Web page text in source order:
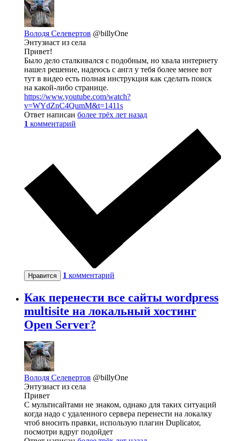
Володя Селевертов @billyOne
Энтузиаст из села
Привет!
Было дело сталкивался с подобным, но хвала интернету
нашел решение, надеюсь с англ у тебя более менее вот
тут в видео есть полная инструкция как сделать поиск
на какой-либо странице.
https://www.youtube.com/watch?
v=WYdZnC4QumM&t=1411s
Ответ написан более трёх лет назад
1 комментарий
Нравится 1 комментарий
Как перенести все сайты wordpress
multisite на локальный хостинг
Open Server?
Володя Селевертов @billyOne
Энтузиаст из села
Привет
С мультисайтами не знаком, однако для таких ситуаций
когда надо с удаленного сервера перенести на локалку
чтоб вносить правки, использую плагин Duplicator,
посмотри вдруг подойдет